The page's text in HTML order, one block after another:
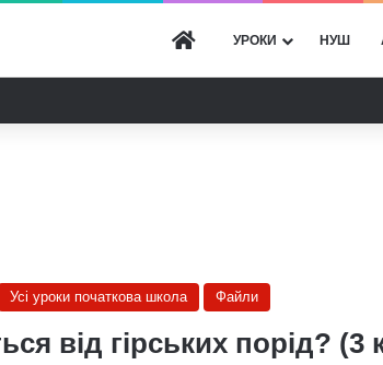
ГОЛОВНА
УРОКИ НУШ
Усі уроки початкова школа Файли
від гірських порід? (3